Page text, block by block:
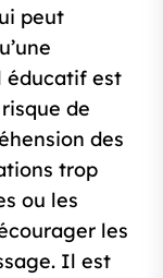
peut
éducatif est
de
des
trop
ou les
les
Il est